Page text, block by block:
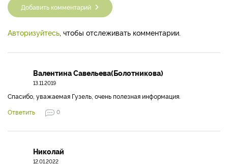
Добавить комментарий
Авторизуйтесь, чтобы отслеживать комментарии.
Валентина Савельева(Болотникова)
13.11.2019
Спасибо, уважаемая Гузель, очень полезная информация.
Ответить
0
Николай
12.01.2022